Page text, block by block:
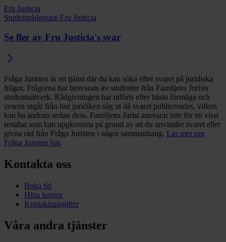
Fru Justicia
Studentrådgivare Fru Justicia
Se fler av Fru Justicia's svar
Fråga Juristen är en tjänst där du kan söka efter svaret på juridiska
frågor. Frågorna har besvarats av studenter från Familjens Jurists
studentnätverk. Rådgivningen har utförts efter bästa förmåga och
svaren utgår från hur juridiken såg ut då svaret publicerades, vilken
kan ha ändrats sedan dess. Familjens Jurist ansvarar inte för ett visst
resultat som kan uppkomma på grund av att du använder svaret eller
givna råd från Fråga Juristen i något sammanhang. Läs mer om
Fråga Juristen här.
Kontakta oss
Boka tid
Hitta kontor
Kontaktuppgifter
Våra andra tjänster